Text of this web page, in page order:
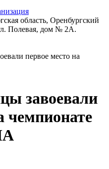
область, Оренбургский
Полевая, дом № 2А.
первое место на
завоевали
чемпионате